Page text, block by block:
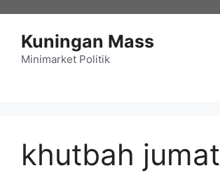
Kuningan Mass
Minimarket Politik
khutbah jumat